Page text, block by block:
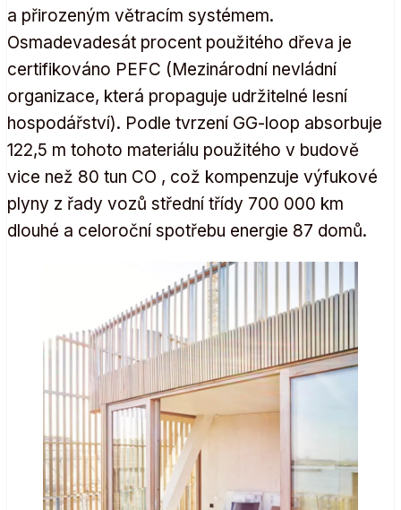
a přirozeným větracím systémem.
Osmadevadesát procent použitého dřeva je
certifikováno PEFC (Mezinárodní nevládní
organizace, která propaguje udržitelné lesní
hospodářství). Podle tvrzení GG-loop absorbuje
122,5 m tohoto materiálu použitého v budově
vice než 80 tun CO , což kompenzuje výfukové
plyny z řady vozů střední třídy 700 000 km
dlouhé a celoroční spotřebu energie 87 domů.